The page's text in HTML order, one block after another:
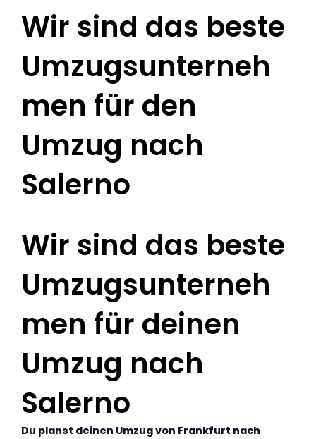
Wir sind das beste
Umzugsunterneh
men für den
Umzug nach
Salerno
Wir sind das beste
Umzugsunterneh
men für deinen
Umzug nach
Salerno
Du planst deinen Umzug von Frankfurt nach